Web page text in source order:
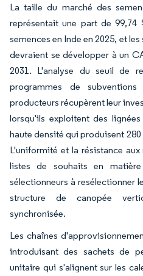
La taille du marché des
représentait une part de
semences en Inde en 2025, et
devraient se développer à un
2031. L'analyse du seuil de
programmes de
producteurs récupèrent leur
lorsqu'ils exploitent des
haute densité qui produisent
L'uniformité et la résistance
listes de souhaits en
sélectionneurs à resélectionner
structure de canopée
synchronisée.
Les chaînes
introduisant des sachets de
unitaire qui s'alignent sur les